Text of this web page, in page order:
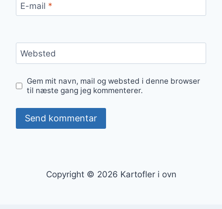
E-mail *
Websted
Gem mit navn, mail og websted i denne browser
til næste gang jeg kommenterer.
Copyright © 2026 Kartofler i ovn